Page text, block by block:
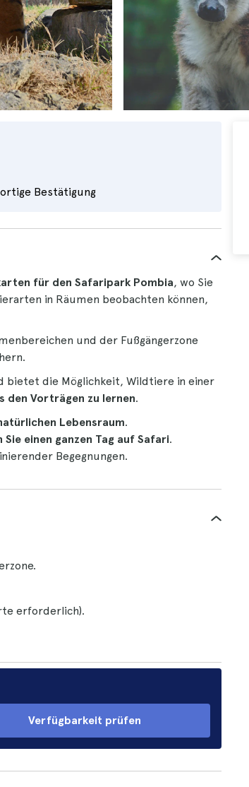
Bestätigung
für den Safaripark Pombia, wo Sie
in Räumen beobachten können,
und der Fußgängerzone
bietet die Möglichkeit, Wildtiere in einer
den Vorträgen zu lernen.
Lebensraum.
Sie einen ganzen Tag auf Safari.
Begegnungen.
erforderlich).
Verfügbarkeit prüfen